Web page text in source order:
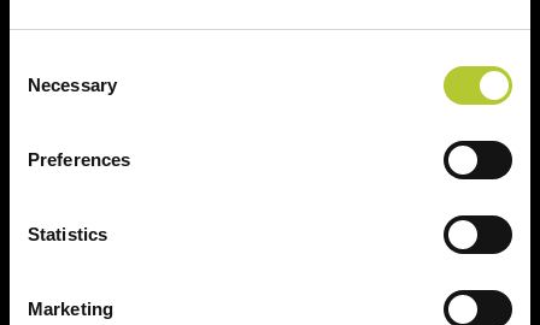
Selection
Necessary
Preferences
Statistics
Marketing